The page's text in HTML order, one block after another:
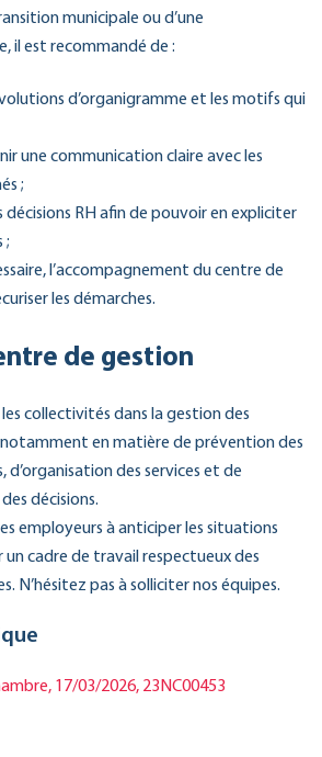
municipale ou d’une
il est recommandé de :
d’organigramme et les motifs qui
une communication claire avec les
;
RH afin de pouvoir en expliciter
;
l’accompagnement du centre de
les démarches.
de gestion
collectivités dans la gestion des
notamment en matière de prévention des
d’organisation des services et de
décisions.
employeurs à anticiper les situations
un cadre de travail respectueux des
N’hésitez pas à solliciter nos équipes.
17/03/2026, 23NC00453